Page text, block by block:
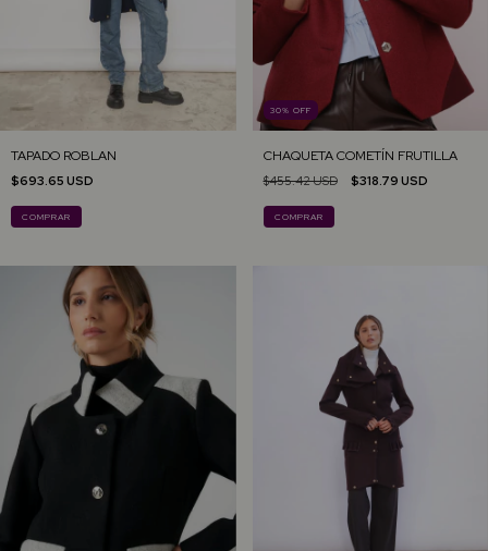
TAPADO ROBLAN
$693.65 USD
COMPRAR
30% OFF
CHAQUETA COMETÍN FRUTILLA
$455.42 USD $318.79 USD
COMPRAR